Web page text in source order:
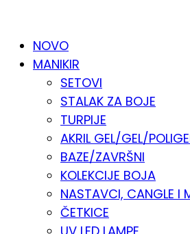
NOVO
MANIKIR
SETOVI
STALAK ZA BOJE
TURPIJE
AKRIL GEL/GEL/
BAZE/ZAVRŠNI
KOLEKCIJE BOJA
NASTAVCI, CANGLE I
ČETKICE